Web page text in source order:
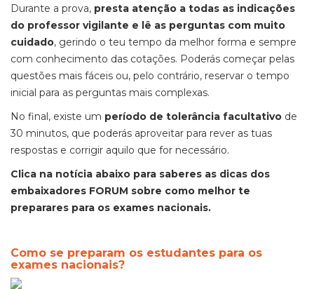
Durante a prova, presta atenção a todas as indicações
do professor vigilante e lê as perguntas com muito
cuidado, gerindo o teu tempo da melhor forma e sempre
com conhecimento das cotações. Poderás começar pelas
questões mais fáceis ou, pelo contrário, reservar o tempo
inicial para as perguntas mais complexas.
No final, existe um período de tolerância facultativo de
30 minutos, que poderás aproveitar para rever as tuas
respostas e corrigir aquilo que for necessário.
Clica na notícia abaixo para saberes as dicas dos
embaixadores FORUM sobre como melhor te
preparares para os exames nacionais.
Como se preparam os estudantes para os
exames nacionais?